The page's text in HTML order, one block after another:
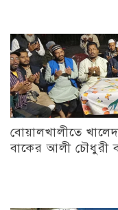
বোয়ালখালীতে
বাকের আলী চৌধুরী